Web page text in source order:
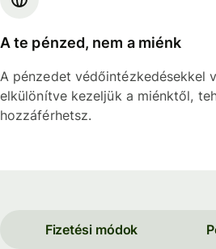
A te pénzed, nem a miénk
A pénzedet védőintézkedésekkel
elkülönítve kezeljük a miénktől,
hozzáférhetsz.
Fizetési módok